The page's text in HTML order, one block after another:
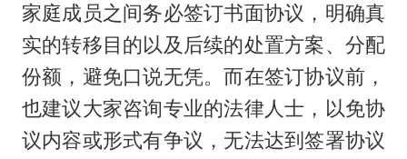
家庭成员之间务必签订书面协议，明确真
实的转移目的以及后续的处置方案、分配
份额，避免口说无凭。而在签订协议前，
也建议大家咨询专业的法律人士，以免协
议内容或形式有争议，无法达到签署协议